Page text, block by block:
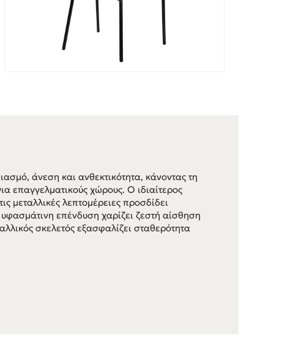
άνεση και ανθεκτικότητα, κάνοντας τη
επαγγελματικούς χώρους. Ο ιδιαίτερος
μεταλλικές λεπτομέρειες προσδίδει
επένδυση χαρίζει ζεστή αίσθηση
σκελετός εξασφαλίζει σταθερότητα